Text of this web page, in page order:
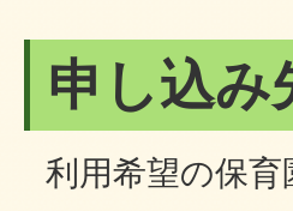
申し込み
利用希望の保